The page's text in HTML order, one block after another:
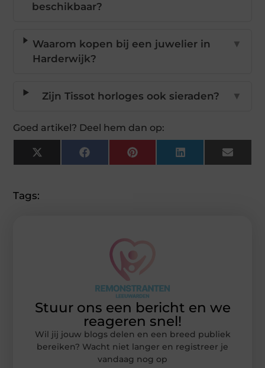
beschikbaar?
Waarom kopen bij een juwelier in
Harderwijk?
▼
Zijn Tissot horloges ook sieraden? ▼
Goed artikel? Deel hem dan op:
X
(Twitter)
FacebookPinterestLinkedInEmail
Tags:
Stuur ons een bericht en we
reageren snel!
Wil jij jouw blogs delen en een breed publiek
bereiken? Wacht niet langer en registreer je
vandaag nog op